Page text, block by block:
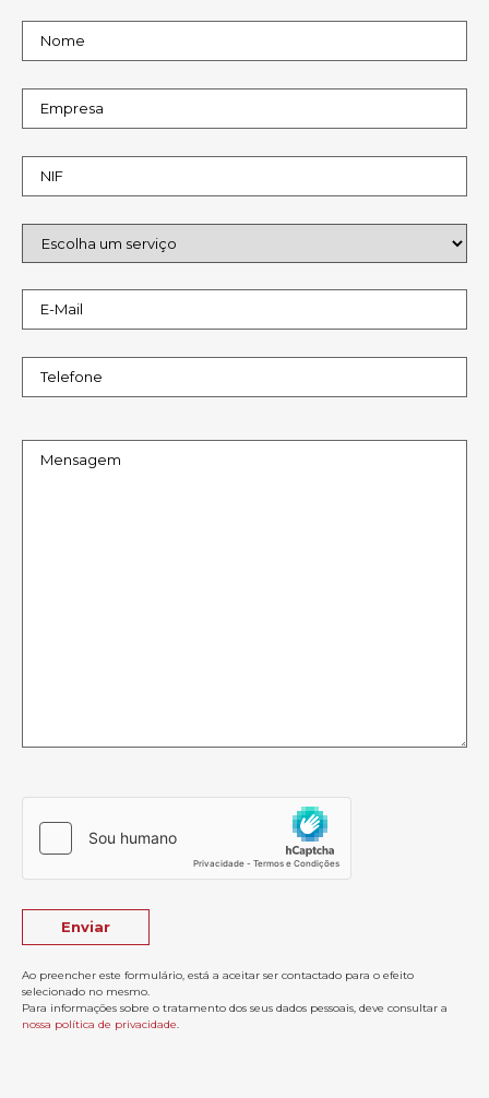
Ao preencher este formulário, está a aceitar ser contactado para o efeito
selecionado no mesmo.
Para informações sobre o tratamento dos seus dados pessoais, deve consultar a
nossa política de privacidade.